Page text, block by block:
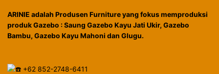
ARINIE adalah Produsen Furniture yang fokus memproduksi
produk Gazebo : Saung Gazebo Kayu Jati Ukir, Gazebo
Bambu, Gazebo Kayu Mahoni dan Glugu.
+62 852-2748-6411